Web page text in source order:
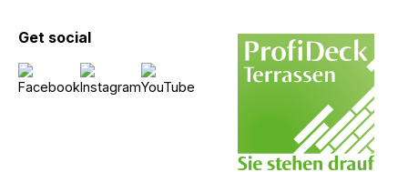
Get social